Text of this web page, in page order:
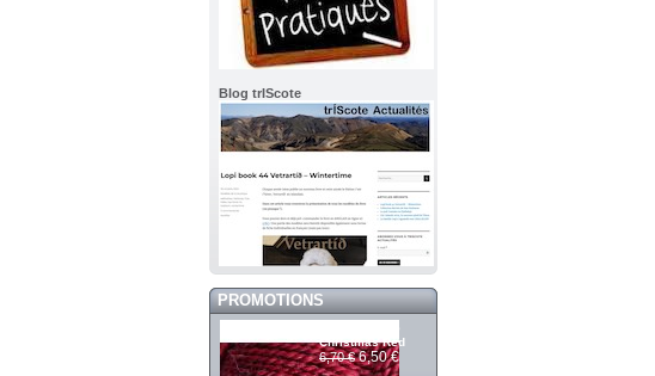
Blog trIScote
PROMOTIONS
Christmas Red
6,70 € 6,50 €